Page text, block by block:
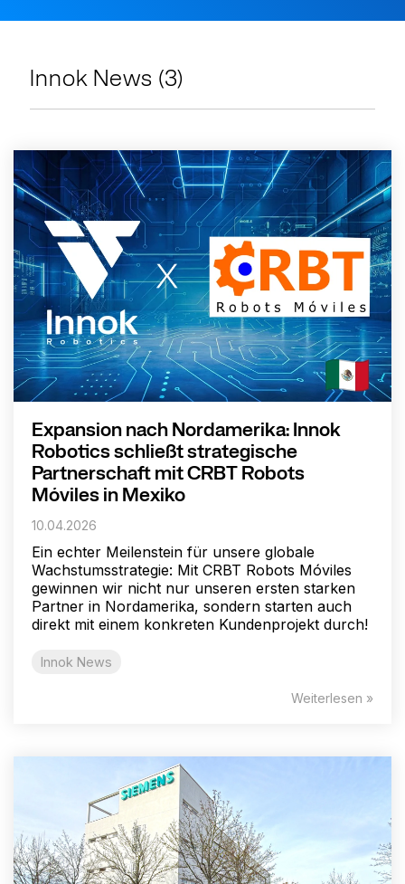
Innok News (3)
Expansion nach Nordamerika: Innok
Robotics schließt strategische
Partnerschaft mit CRBT Robots
Móviles in Mexiko
10.04.2026
Ein echter Meilenstein für unsere globale
Wachstumsstrategie: Mit CRBT Robots Móviles
gewinnen wir nicht nur unseren ersten starken
Partner in Nordamerika, sondern starten auch
direkt mit einem konkreten Kundenprojekt durch!
Innok News
Weiterlesen »